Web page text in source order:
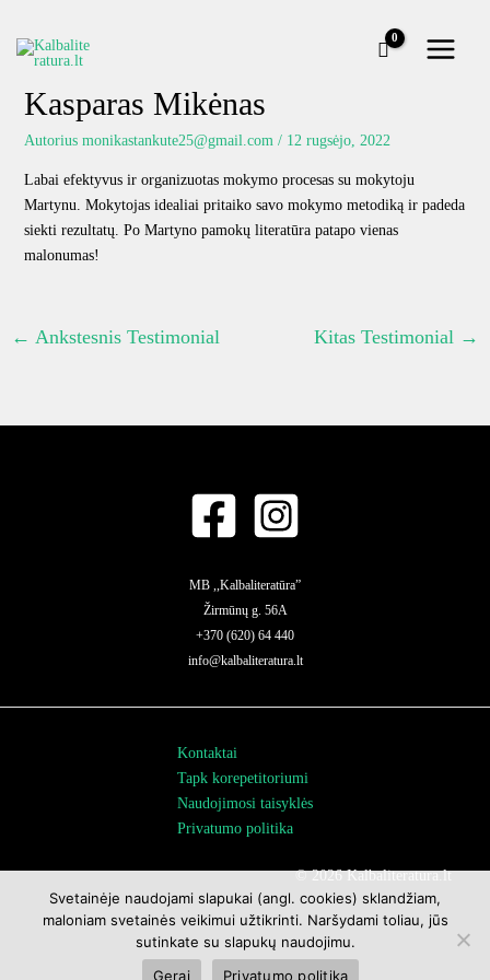
prie
turinio
Kasparas Mikėnas
Autorius monikastankute25@gmail.com / 12 rugsėjo, 2022
Labai efektyvus ir organizuotas mokymo procesas su mokytoju
Martynu. Mokytojas idealiai pritaiko savo mokymo metodiką ir padeda
siekti rezultatų. Po Martyno pamokų literatūra patapo vienas
malonumas!
← Ankstesnis Testimonial Kitas Testimonial →
MB ,,Kalbaliteratūra”
Žirmūnų g. 56A
+370 (620) 64 440
info@kalbaliteratura.lt
Kontaktai
Tapk korepetitoriumi
Naudojimosi taisyklės
Privatumo politika
© 2026 Kalbaliteratura.lt
Svetainėje naudojami slapukai (angl. cookies) sklandžiam,
maloniam svetainės veikimui užtikrinti. Naršydami toliau, jūs
sutinkate su slapukų naudojimu.
Gerai
Privatumo politika